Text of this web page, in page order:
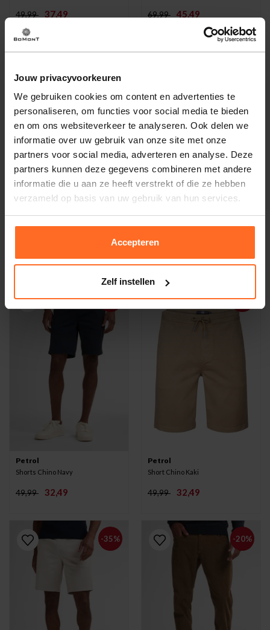
Jouw privacyvoorkeuren
We gebruiken cookies om content en advertenties te
personaliseren, om functies voor social media te bieden
en om ons websiteverkeer te analyseren. Ook delen we
informatie over uw gebruik van onze site met onze
partners voor social media, adverteren en analyse. Deze
partners kunnen deze gegevens combineren met andere
informatie die u aan ze heeft verstrekt of die ze hebben
verzameld op basis van uw gebruik van hun services.
Accepteren
Zelf instellen
49,99 37,49 69,99 45,49
-35%
Petrol
Shorts Chino Navy
49,99 32,49
-35%
Petrol
Short Chino Kaki
49,99 32,49
-35% -20%